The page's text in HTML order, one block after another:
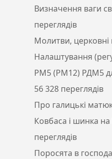
Визначення ваги
переглядів
Молитви, церковні
Налаштування
РМ5 (РМ12) РДМ5
56 328 переглядів
Про галицькі
Ковбаса і шинка
переглядів
Поросята в